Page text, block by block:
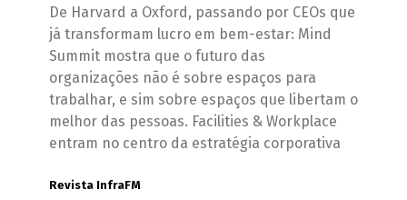
De Harvard a Oxford, passando por CEOs que
já transformam lucro em bem-estar: Mind
Summit mostra que o futuro das
organizações não é sobre espaços para
trabalhar, e sim sobre espaços que libertam o
melhor das pessoas. Facilities & Workplace
entram no centro da estratégia corporativa
Revista InfraFM